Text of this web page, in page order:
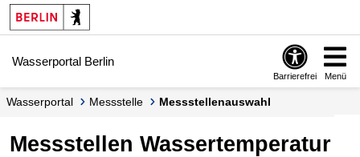
Springe zur Navigation
Springe zum Inhalt
Wasserportal Berlin
Barrierefrei Menü
Wasserportal Messstelle Messstellenauswahl
Messstellen Wassertemperatur